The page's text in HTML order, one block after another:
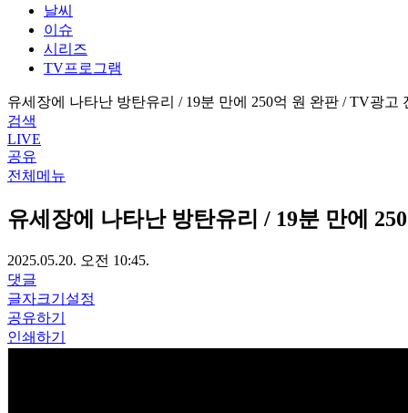
날씨
이슈
시리즈
TV프로그램
유세장에 나타난 방탄유리 / 19분 만에 250억 원 완판 / TV광고
검색
LIVE
공유
전체메뉴
유세장에 나타난 방탄유리 / 19분 만에
2025.05.20. 오전 10:45.
댓글
글자크기설정
공유하기
인쇄하기